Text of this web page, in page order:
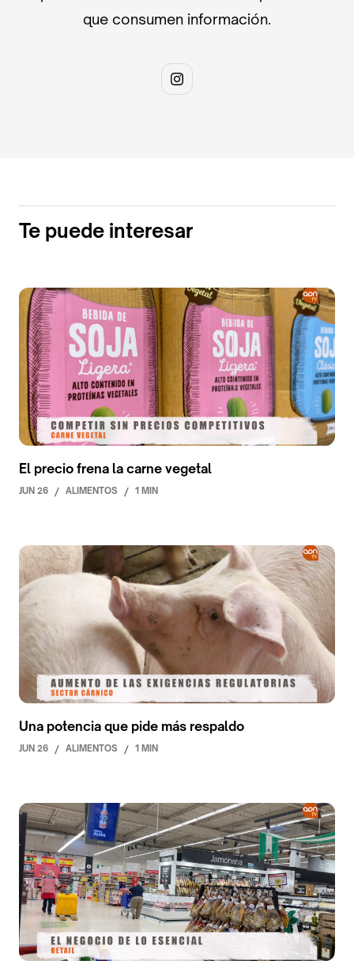
que consumen información.
Te puede interesar
El precio frena la carne vegetal
JUN 26 / ALIMENTOS / 1 MIN
Una potencia que pide más respaldo
JUN 26 / ALIMENTOS / 1 MIN